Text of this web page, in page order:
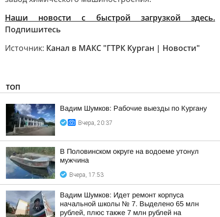
Наши новости с быстрой загрузкой здесь.
Подпишитесь
Источник: Канал в МАКС "ГТРК Курган | Новости"
ТОП
Вадим Шумков: Рабочие выезды по Кургану
Вчера, 20:37
В Половинском округе на водоеме утонул
мужчина
Вчера, 17:53
Вадим Шумков: Идет ремонт корпуса
начальной школы № 7. Выделено 65 млн
рублей, плюс также 7 млн рублей на